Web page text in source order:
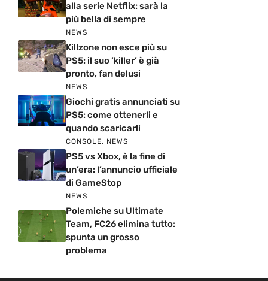
alla serie Netflix: sarà la
più bella di sempre
NEWS
Killzone non esce più su
PS5: il suo ‘killer’ è già
pronto, fan delusi
NEWS
Giochi gratis annunciati su
PS5: come ottenerli e
quando scaricarli
CONSOLE, NEWS
PS5 vs Xbox, è la fine di
un’era: l’annuncio ufficiale
di GameStop
NEWS
Polemiche su Ultimate
Team, FC26 elimina tutto:
spunta un grosso
problema